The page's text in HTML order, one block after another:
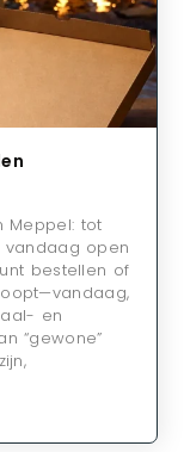
Meppel: tot
vandaag open
bestellen of
en
“gewone”